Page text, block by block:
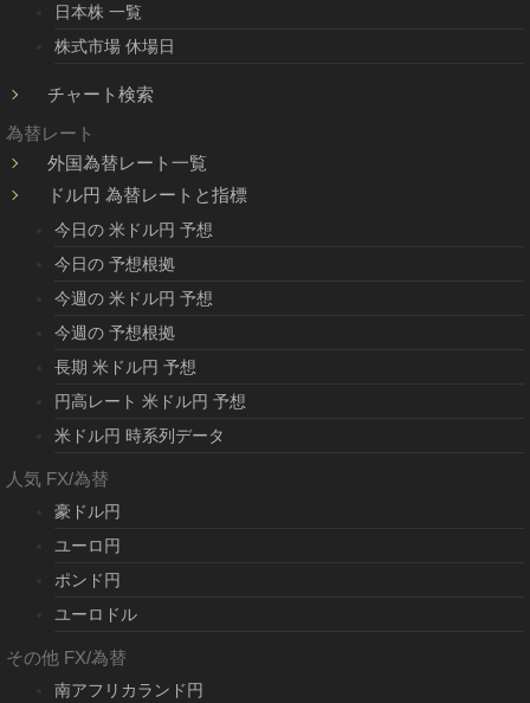
日本株 一覧
株式市場 休場日
チャート検索
為替レート
外国為替レート一覧
ドル円 為替レートと指標
今日の 米ドル円 予想
今日の 予想根拠
今週の 米ドル円 予想
今週の 予想根拠
長期 米ドル円 予想
円高レート 米ドル円 予想
米ドル円 時系列データ
人気 FX/為替
豪ドル円
ユーロ円
ポンド円
ユーロドル
その他 FX/為替
南アフリカランド円